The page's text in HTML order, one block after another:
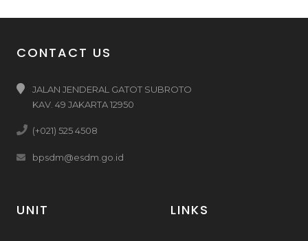
CONTACT US
JALAN JENDERAL GATOT SUBROTO
KAV. 49 JAKARTA 12950
(+021) 525 4508
bpsdm@esdm.go.id
UNIT LINKS